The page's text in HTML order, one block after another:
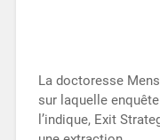
La doctoresse
sur laquelle
l’indique, Exit